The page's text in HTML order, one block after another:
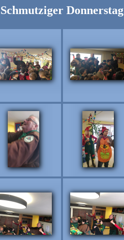
Schmutziger Donnerstag